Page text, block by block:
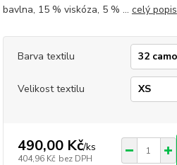
bavlna, 15 % viskóza, 5 % ... celý popis
Barva textilu
Velikost textilu
490,00 Kč/ks
404,96 Kč bez DPH